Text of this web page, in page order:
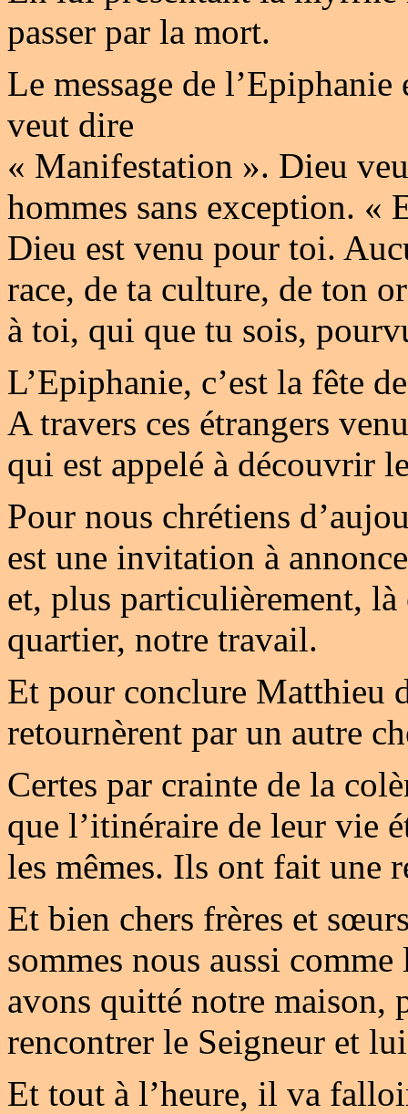
passer par la mort.
Le message de
veut dire
« Manifestation ». Dieu
hommes sans exception. «
Dieu est venu pour toi.
race, de ta culture, de ton
à toi, qui que tu sois,
L’Epiphanie, c’est la fête
A travers ces étrangers
qui est appelé à découvrir
Pour nous chrétiens
est une invitation à
et, plus particulièrement, là
quartier, notre travail.
Et pour conclure Matthieu
retournèrent par un autre
Certes par crainte de la
que l’itinéraire de leur vie
les mêmes. Ils ont fait une
Et bien chers frères et
sommes nous aussi
avons quitté notre maison,
rencontrer le Seigneur et
Et tout à l’heure, il va